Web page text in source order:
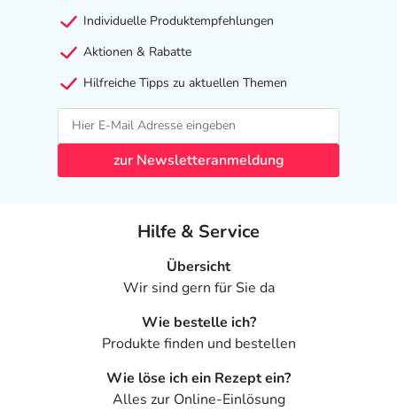
Individuelle Produktempfehlungen
Aktionen & Rabatte
Hilfreiche Tipps zu aktuellen Themen
zur Newsletteranmeldung
Hilfe & Service
Übersicht
Wir sind gern für Sie da
Wie bestelle ich?
Produkte finden und bestellen
Wie löse ich ein Rezept ein?
Alles zur Online-Einlösung